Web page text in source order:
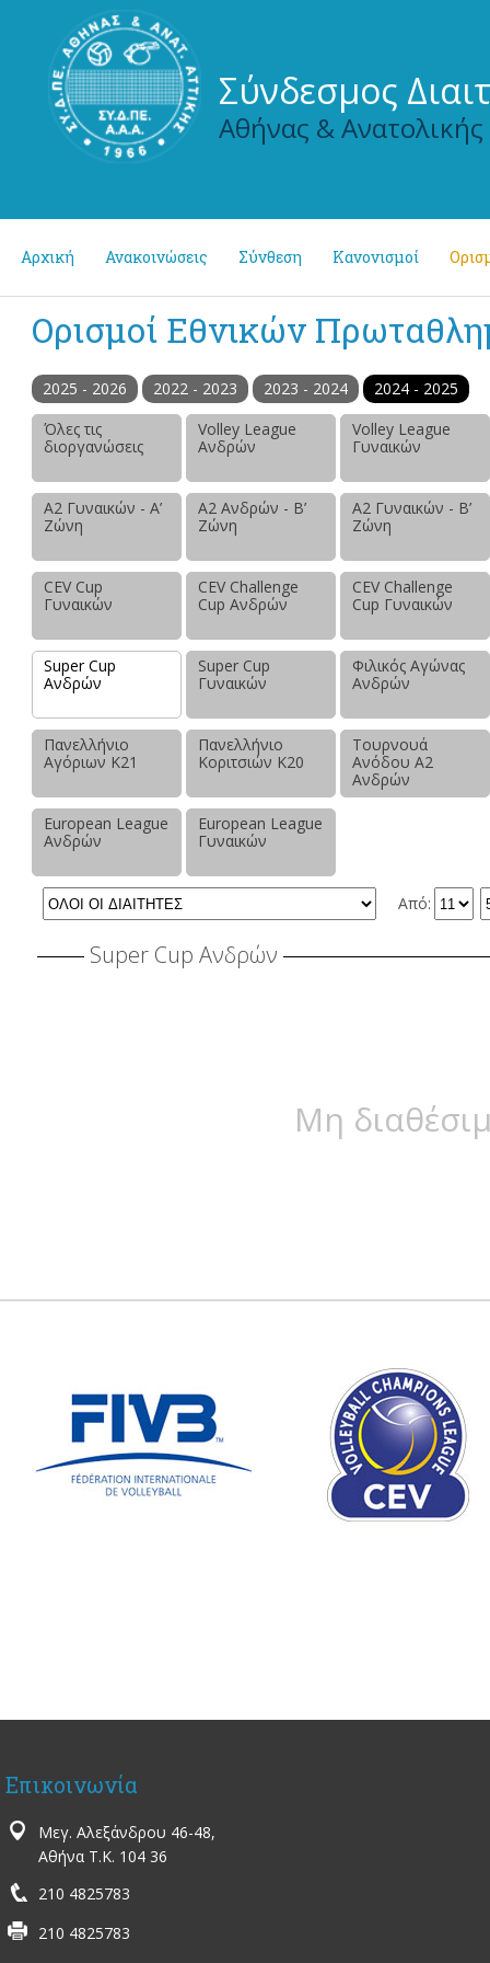
Σύνδεσμος
Αθήνας & Ανατολικής
Αρχική Ανακοινώσεις Σύνθεση Κανονισμοί
Ορισμοί Εθνικών
2025 - 2026 2022 - 2023 2023 - 2024
2024 - 2025
Όλες τις
διοργανώσεις
Volley League
Ανδρών
Volley League
Γυναικών
Α2 Γυναικών - Α’
Ζώνη
Α2 Ανδρών - Β’
Ζώνη
Α2 Γυναικών - Β’
Ζώνη
CEV Cup
Γυναικών
CEV Challenge
Cup Ανδρών
CEV Challenge
Cup Γυναικών
Super Cup
Ανδρών
Super Cup
Γυναικών
Φιλικός Αγώνας
Ανδρών
Πανελλήνιο
Αγόριων Κ21
Πανελλήνιο
Κοριτσιών Κ20
Τουρνουά
Ανόδου Α2
Ανδρών
European League
Ανδρών
European League
Γυναικών
Από:
Super Cup Ανδρών
Μη
Επικοινωνία
Μεγ. Αλεξάνδρου 46-48,
Αθήνα Τ.Κ. 104 36
210 4825783
210 4825783